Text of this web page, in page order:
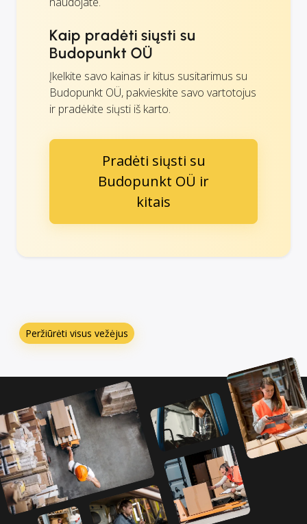
Kaip pradėti siųsti su
Budopunkt OÜ
Įkelkite savo kainas ir kitus susitarimus su
Budopunkt OÜ, pakvieskite savo vartotojus
ir pradėkite siųsti iš karto.
Pradėti siųsti su
Budopunkt OÜ ir
kitais
Peržiūrėti visus vežėjus